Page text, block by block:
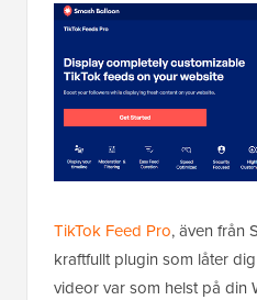
TikTok Feed Pro, även från
kraftfullt plugin som låter
videor var som helst på din